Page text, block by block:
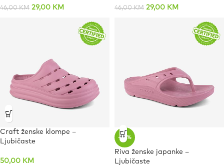
46,00KM 29,00 KM 46,00KM 29,00 KM
Craft ženske klompe –
Ljubičaste
50,00 KM
-50%
Riva ženske japanke –
Ljubičaste